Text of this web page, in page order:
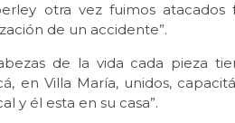
otra vez fuimos
de un accidente”.
de la vida cada pieza
en Villa María, unidos,
y él esta en su casa”.